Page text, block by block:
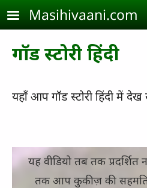
Skip to main content
Masihivaani.com
गॉड स्टोरी हिंदी
यहाँ आप गॉड स्टोरी हिंदी में
यह वीडियो तब तक
तक आप कुकीज़ की सहमति